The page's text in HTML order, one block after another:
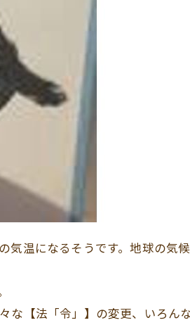
気温になるそうです。地球の気
【法「令」】の変更、いろん